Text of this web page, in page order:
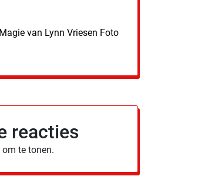
van Lynn Vriesen Foto
reacties
om te tonen.